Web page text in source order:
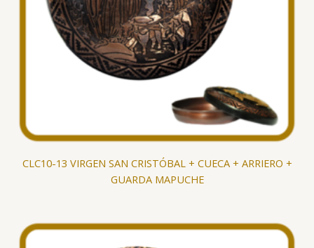
CLC10-13 VIRGEN SAN CRISTÓBAL + CUECA + ARRIERO +
GUARDA MAPUCHE